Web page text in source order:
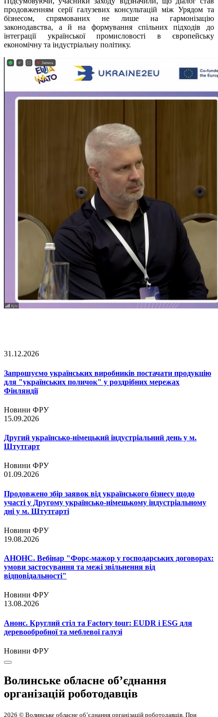
продовженням серії галузевих консультацій між Урядом та
бізнесом, спрямованих не лише на гармонізацію
законодавства, а й на формування спільних підходів до
інтеграції української промисловості в європейську
економічну та індустріальну політику.
31.12.2026
Запрошуємо українських виробників постачати продукцію
для "українських поличок" у роздрібних мережах
Фінляндії
Новини ФРУ
15.09.2026
Другий українсько-німецький індустріальний день у м.
Штутгарт
Новини ФРУ
01.09.2026
Продовжено збір заявок від українського бізнесу щодо
участі у Другому українсько-німецькому індустріальному
дні у м. Штутгарті
Новини ФРУ
19.08.2026
АНОНС. Вебінар "Форс-мажор у господарських договорах:
умови застосування та межі звільнення від
відповідальності"
Новини ФРУ
13.08.2026
Анонс. Круглий стіл та Factory tour: EUDR і ESG для
деревообробної та меблевої галузі
Новини ФРУ
Волинське обласне об’єднання
організацій роботодавців
2026 © Волинське обласне об’єднання організацій роботодавців. При